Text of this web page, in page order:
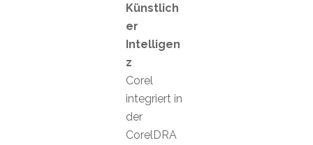
Künstlich
er
Intelligen
z
Corel
integriert in
der
CorelDRA